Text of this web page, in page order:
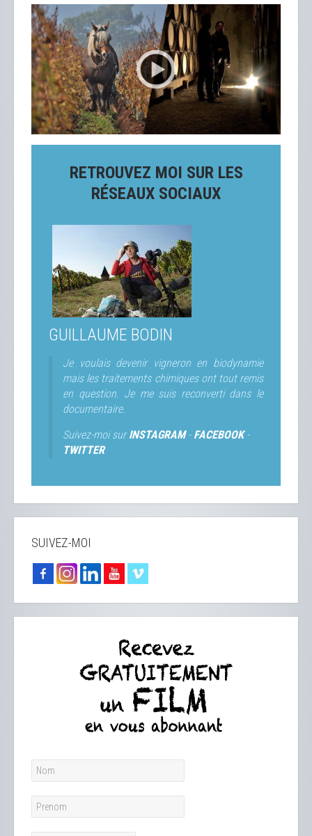
RETROUVEZ MOI SUR LES
RÉSEAUX SOCIAUX
GUILLAUME BODIN
Je voulais devenir vigneron en biodynamie
mais les traitements chimiques ont tout remis
en question. Je me suis reconverti dans le
documentaire.
Suivez-moi surINSTAGRAM- FACEBOOK-
TWITTER
SUIVEZ-MOI